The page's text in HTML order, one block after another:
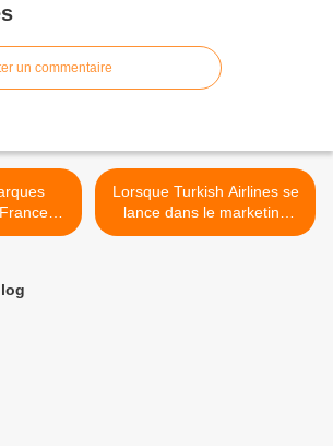
un commentaire
à jour
Lorsque Turkish Airlines se
lance dans le marketing
touristique et culturel ... >